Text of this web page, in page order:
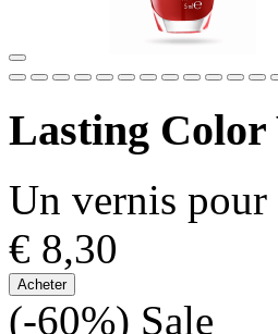
Lasting Color
Un vernis
€ 8,30
Acheter
(-60%) Sale